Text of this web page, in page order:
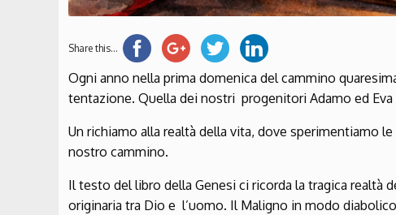
Share this...
Ogni anno nella prima domenica del cammino
tentazione. Quella dei nostri progenitori Adamo ed Eva
Un richiamo alla realtà della vita, dove sperimentiamo
nostro cammino.
Il testo del libro della Genesi ci ricorda la tragica realtà
originaria tra Dio e l’uomo. Il Maligno in modo